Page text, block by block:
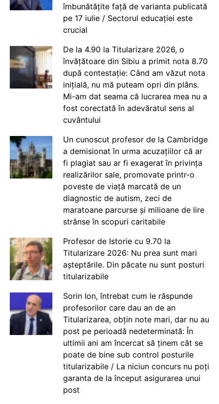
îmbunătățite față de varianta publicată
pe 17 iulie / Sectorul educației este
crucial
De la 4.90 la Titularizare 2026, o
învățătoare din Sibiu a primit nota 8.70
după contestație: Când am văzut nota
inițială, nu mă puteam opri din plâns.
Mi-am dat seama că lucrarea mea nu a
fost corectată în adevăratul sens al
cuvântului
Un cunoscut profesor de la Cambridge
a demisionat în urma acuzațiilor că ar
fi plagiat sau ar fi exagerat în privința
realizărilor sale, promovate printr-o
poveste de viață marcată de un
diagnostic de autism, zeci de
maratoane parcurse și milioane de lire
strânse în scopuri caritabile
Profesor de Istorie cu 9.70 la
Titularizare 2026: Nu prea sunt mari
așteptările. Din păcate nu sunt posturi
titularizabile
Sorin Ion, întrebat cum le răspunde
profesorilor care dau an de an
Titularizarea, obțin note mari, dar nu au
post pe perioadă nedeterminată: În
ultimii ani am încercat să ținem cât se
poate de bine sub control posturile
titularizabile / La niciun concurs nu poți
garanta de la început asigurarea unui
post